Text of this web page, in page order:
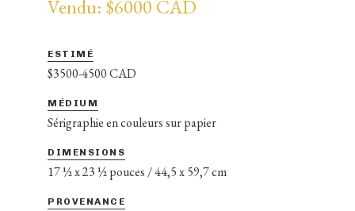
Vendu: $6000 CAD
ESTIMÉ
$3500-4500 CAD
MÉDIUM
Sérigraphie en couleurs sur papier
DIMENSIONS
17 ½ x 23 ½ pouces / 44,5 x 59,7 cm
PROVENANCE